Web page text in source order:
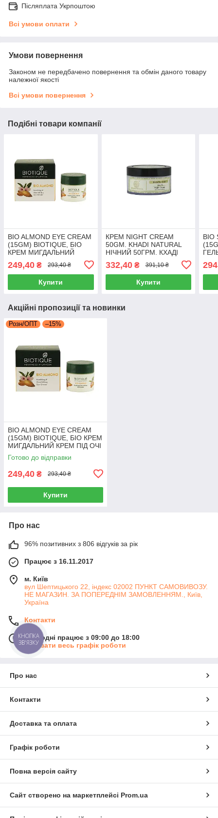
Післяплата Укрпоштою
Всі умови оплати
Умови повернення
Законом не передбачено повернення та обмін даного товару
належної якості
Всі умови повернення
Подібні товари компанії
BIO ALMOND EYE CREAM
(15GM) BIOTIQUE, БІО
КРЕМ МИГДАЛЬНИЙ
249,40 ₴ 293,40 ₴
Купити
КРЕМ NIGHT CREAM
50GM. KHADI NATURAL
НІЧНИЙ 50ГРМ. КХАДІ
відновлення шкіри
332,40₴ 391,10 ₴
Купити
BIO
Акційні пропозиції та новинки
Розн/ОПТ –15%
BIO ALMOND EYE CREAM
(15GM) BIOTIQUE, БІО КРЕМ
МИГДАЛЬНИЙ КРЕМ ПІД ОЧІ
БІОТІК
Готово до відправки
249,40 ₴ 293,40 ₴
Купити
Про нас
96% позитивних з 806 відгуків за рік
Працює з 16.11.2017
м. Київ
вул Шептицького 22, індекс 02002 ПУНКТ САМОВИВОЗУ.
НЕ МАГАЗИН. ЗА ПОПЕРЕДНІМ ЗАМОВЛЕННЯМ., Київ,
Україна
Контакти
Сьогодні працює з 09:00 до 18:00
Показати весь графік роботи
Про нас
Контакти
Доставка та оплата
Графік роботи
Повна версія сайту
Сайт створено на маркетплейсі Prom.ua
КНОПКА
ЗВ'ЯЗКУ